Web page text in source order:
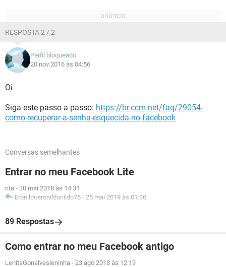
RESPOSTA 2 / 2
Perfil bloqueado
20 nov 2016 às 04:56
Oi
Siga este passo a passo: https://br.ccm.net/faq/29054-
como-recuperar-a-senha-esquecida-no-facebook
Conversas semelhantes
Entrar no meu Facebook Lite
rita - 30 mai 2018 às 14:31
Eronildoeronildonildo76 - 25 mai 2019 às 01:30
89 Respostas
Como entrar no meu Facebook antigo
LenitaGonalvesleninha - 23 ago 2018 às 12:19